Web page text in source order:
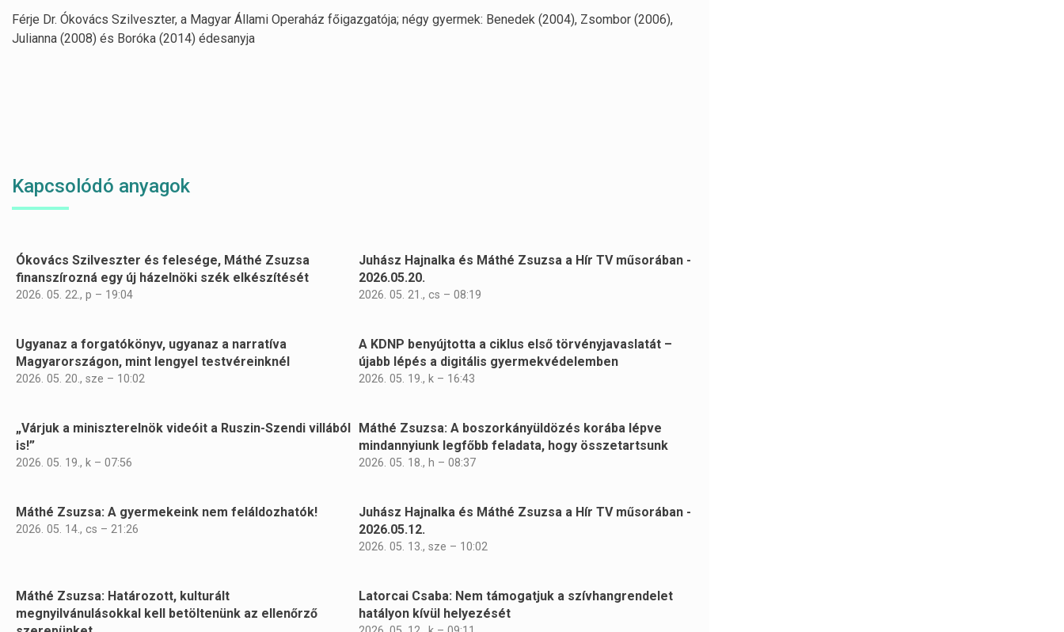
Férje Dr. Ókovács Szilveszter, a Magyar Állami Operaház főigazgatója; négy gyermek: Benedek (2004), Zsombor (2006),
Julianna (2008) és Boróka (2014) édesanyja
Kapcsolódó anyagok
Ókovács Szilveszter és felesége, Máthé Zsuzsa
finanszírozná egy új házelnöki szék elkészítését
2026. 05. 22., p – 19:04
Juhász Hajnalka és Máthé Zsuzsa a Hír TV műsorában -
2026.05.20.
2026. 05. 21., cs – 08:19
Ugyanaz a forgatókönyv, ugyanaz a narratíva
Magyarországon, mint lengyel testvéreinknél
2026. 05. 20., sze – 10:02
A KDNP benyújtotta a ciklus első törvényjavaslatát –
újabb lépés a digitális gyermekvédelemben
2026. 05. 19., k – 16:43
„Várjuk a miniszterelnök videóit a Ruszin-Szendi villából
is!”
2026. 05. 19., k – 07:56
Máthé Zsuzsa: A boszorkányüldözés korába lépve
mindannyiunk legfőbb feladata, hogy összetartsunk
2026. 05. 18., h – 08:37
Máthé Zsuzsa: A gyermekeink nem feláldozhatók!
2026. 05. 14., cs – 21:26
Juhász Hajnalka és Máthé Zsuzsa a Hír TV műsorában -
2026.05.12.
2026. 05. 13., sze – 10:02
Máthé Zsuzsa: Határozott, kulturált
megnyilvánulásokkal kell betöltenünk az ellenőrző
Latorcai Csaba: Nem támogatjuk a szívhangrendelet
hatályon kívül helyezését
Oldalszámozás